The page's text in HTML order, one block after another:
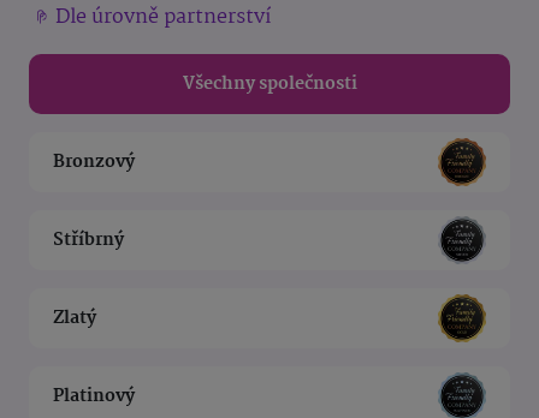
Dle úrovně partnerství
Všechny společnosti
Bronzový
Stříbrný
Zlatý
Platinový